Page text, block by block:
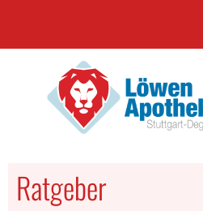
Ratgeber